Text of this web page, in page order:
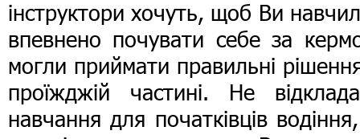
інструктори хочуть, щоб Ви
впевнено почувати себе за
могли приймати правильні
проїжджій частині. Не
навчання для початківців